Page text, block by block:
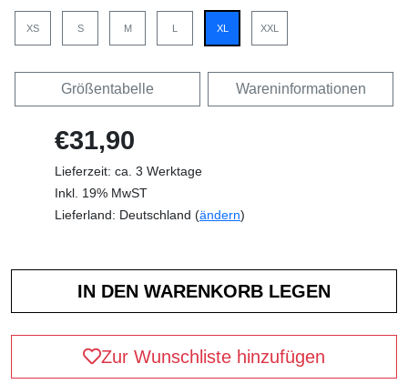
XS S M L XL XXL
Größentabelle Wareninformationen
€31,90
Lieferzeit: ca. 3 Werktage
Inkl. 19% MwST
Lieferland: Deutschland (ändern)
Zur Wunschliste hinzufügen